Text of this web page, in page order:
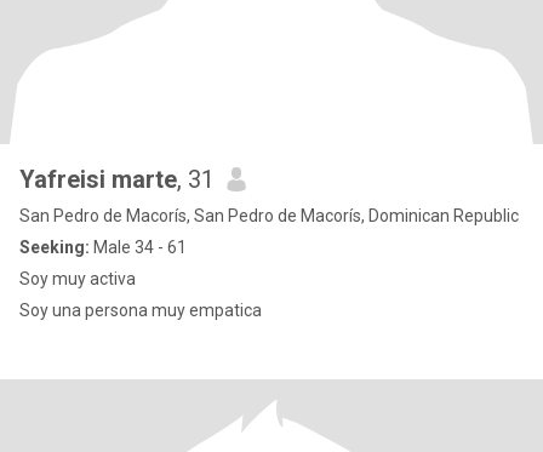
Yafreisi marte, 31
San Pedro de Macorís, San Pedro de Macorís, Dominican Republic
Seeking: Male 34 - 61
Soy muy activa
Soy una persona muy empatica